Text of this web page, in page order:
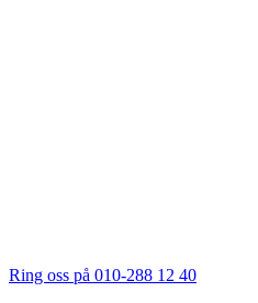
Ring oss på 010-288 12 40